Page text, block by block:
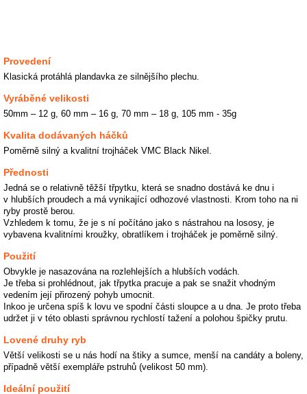
Provedení
Klasická protáhlá plandavka ze silnějšího plechu.
Vyráběné velikosti
50mm – 12 g, 60 mm – 16 g, 70 mm – 18 g, 105 mm - 35g
Kvalita dodávaných háčků
Poměrně silný a kvalitní trojháček VMC Black Nikel.
Přednosti
Jedná se o relativně těžší třpytku, která se snadno dostává ke dnu i
v hlubších proudech a má vynikající odhozové vlastnosti. Krom toho na ni
ryby prostě berou.
Vzhledem k tomu, že je s ní počítáno jako s nástrahou na lososy, je
vybavena kvalitními kroužky, obratlíkem i trojháček je poměrně silný.
Použití
Obvykle je nasazována na rozlehlejších a hlubších vodách.
Je třeba si prohlédnout, jak třpytka pracuje a pak se snažit vhodným
vedením její přirozený pohyb umocnit.
Inkoo je určena spíš k lovu ve spodní části sloupce a u dna. Je proto třeba
udržet ji v této oblasti správnou rychlostí tažení a polohou špičky prutu.
Lovené druhy ryb
Větší velikosti se u nás hodí na štiky a sumce, menší na candáty a boleny,
případně větší exempláře pstruhů (velikost 50 mm).
Ideální použití